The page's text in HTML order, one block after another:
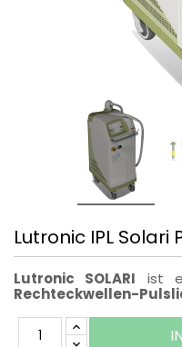
Lutronic IPL
Lutronic SOLARI ist
Rechteckwellen-